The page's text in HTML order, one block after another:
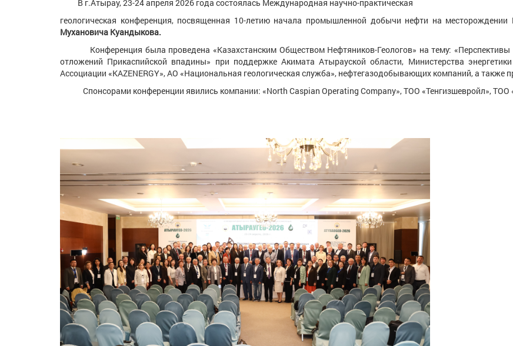
В г.Атырау, 23-24 апреля 2026 года состоялась Международная научно-практическая
геологическая конференция, посвященная 10-летию начала промышленной добычи нефти на месторождении
Мухановича Куандыкова.
Конференция была проведена «Казахстанским Обществом Нефтяников-Геологов» на тему: «Перспективы
отложений Прикаспийской впадины» при поддержке Акимата Атырауской области, Министерства
Ассоциации «KAZENERGY», АО «Национальная геологическая служба», нефтегазодобывающих компаний, а также
Спонсорами конференции явились компании: «North Caspian Operating Company», ТОО «Тенгизшевройл», ТОО